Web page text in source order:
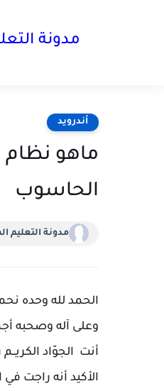
مدونة
أندرويد
الحاسوب
مدونة التعليم
الحمد لله وحده
وعلى آله وصحبه
أنت الجوّاد